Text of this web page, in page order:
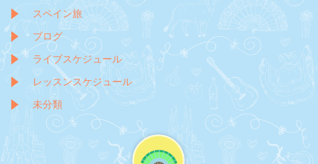
スペイン旅
ブログ
ライブスケジュール
レッスンスケジュール
未分類